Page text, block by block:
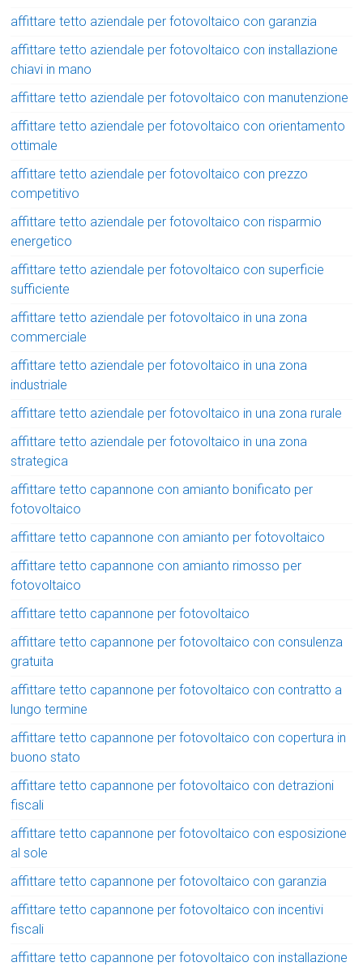
affittare tetto aziendale per fotovoltaico con garanzia
affittare tetto aziendale per fotovoltaico con installazione
chiavi in mano
affittare tetto aziendale per fotovoltaico con manutenzione
affittare tetto aziendale per fotovoltaico con orientamento
ottimale
affittare tetto aziendale per fotovoltaico con prezzo
competitivo
affittare tetto aziendale per fotovoltaico con risparmio
energetico
affittare tetto aziendale per fotovoltaico con superficie
sufficiente
affittare tetto aziendale per fotovoltaico in una zona
commerciale
affittare tetto aziendale per fotovoltaico in una zona
industriale
affittare tetto aziendale per fotovoltaico in una zona rurale
affittare tetto aziendale per fotovoltaico in una zona
strategica
affittare tetto capannone con amianto bonificato per
fotovoltaico
affittare tetto capannone con amianto per fotovoltaico
affittare tetto capannone con amianto rimosso per
fotovoltaico
affittare tetto capannone per fotovoltaico
affittare tetto capannone per fotovoltaico con consulenza
gratuita
affittare tetto capannone per fotovoltaico con contratto a
lungo termine
affittare tetto capannone per fotovoltaico con copertura in
buono stato
affittare tetto capannone per fotovoltaico con detrazioni
fiscali
affittare tetto capannone per fotovoltaico con esposizione
al sole
affittare tetto capannone per fotovoltaico con garanzia
affittare tetto capannone per fotovoltaico con incentivi
fiscali
affittare tetto capannone per fotovoltaico con installazione